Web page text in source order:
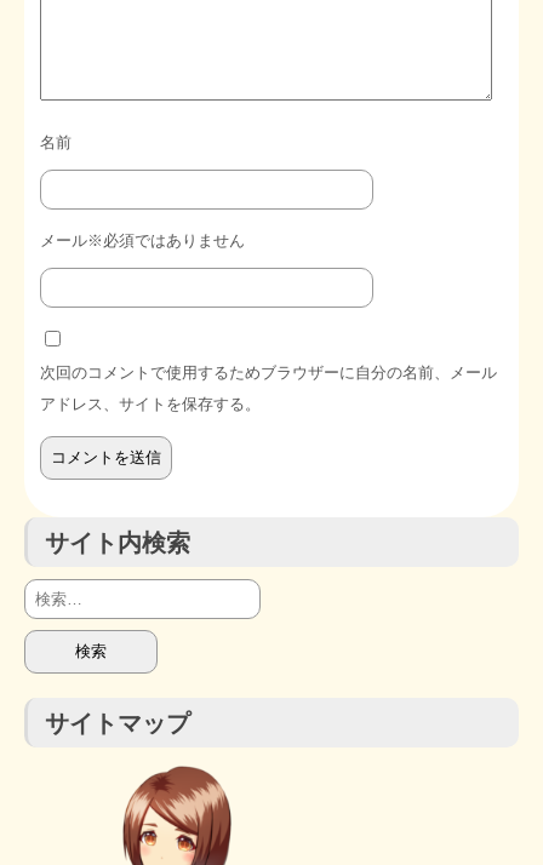
名前
メール※必須ではありません
次回のコメントで使用するためブラウザーに自分の名前、メール
アドレス、サイトを保存する。
サイト内検索
検
索:
サイトマップ